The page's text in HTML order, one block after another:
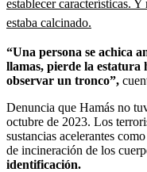
establecer características.
estaba calcinado.
“Una persona se achica
llamas, pierde la estatura
observar un tronco”,
Denuncia que Hamás no
octubre de 2023. Los
sustancias acelerantes
de incineración de los
identificación.